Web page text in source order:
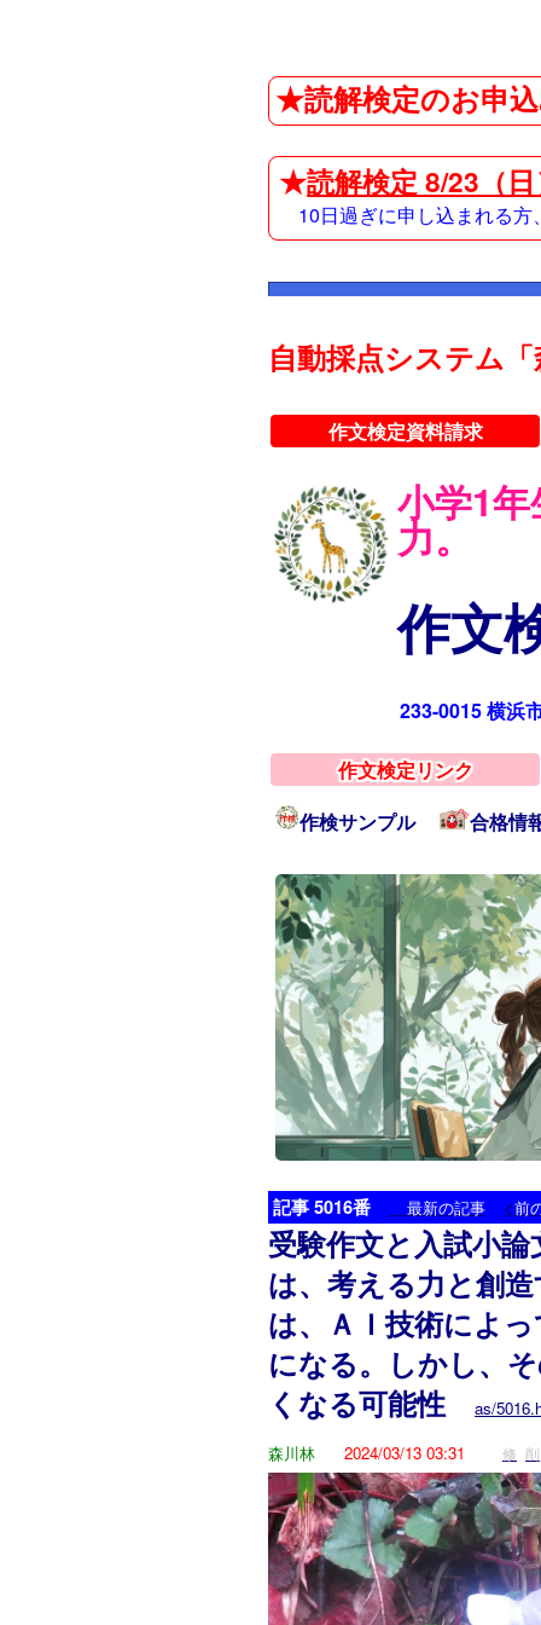
★読解検定のお申
★読解検定 8/23（
10日過ぎに申し込まれる
自動採点システム
作文検定資料請求
小学1
力。
作文
233-0015 横浜
作文検定リンク
作検サンプル
合格情
記事 5016番 最新の記事 <前
受験作文と入試小
は、考える力と創
は、ＡＩ技術によ
になる。しかし、
くなる可能性
as/
森川林
2024/03/13 03:31 修 削